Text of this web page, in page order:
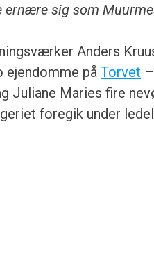
ernære sig som
Anders
ejendomme påTorvet –
Juliane Maries fire
foregik under